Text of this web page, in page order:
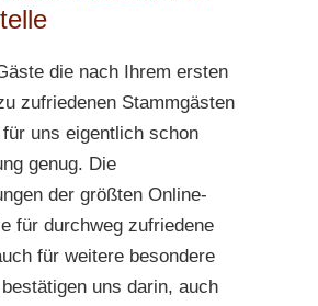
die nach Ihrem ersten
zufriedenen Stammgästen
uns eigentlich schon
genug. Die
der größten Online-
für durchweg zufriedene
für weitere besondere
uns darin, auch